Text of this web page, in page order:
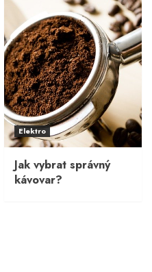
Elektro
Jak vybrat správný
kávovar?